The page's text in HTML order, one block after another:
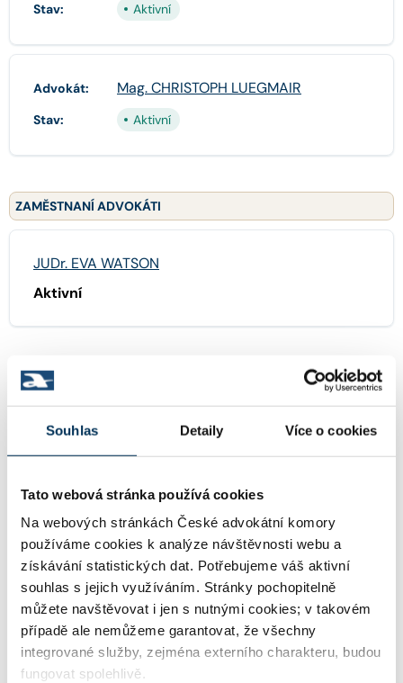
Souhlas Detaily Více o cookies
Tato webová stránka používá cookies
Na webových stránkách České advokátní komory
používáme cookies k analýze návštěvnosti webu a
získávání statistických dat. Potřebujeme váš aktivní
souhlas s jejich využíváním. Stránky pochopitelně
můžete navštěvovat i jen s nutnými cookies; v takovém
případě ale nemůžeme garantovat, že všechny
integrované služby, zejména externího charakteru, budou
fungovat spolehlivě.
Stav: Aktivní
Advokát: Mag. CHRISTOPH LUEGMAIR
Stav: Aktivní
ZAMĚSTNANÍ ADVOKÁTI
JUDr. EVA WATSON
Aktivní
TRVALE SPOLUPRACUJÍCÍ ADVOKÁTI
Společník: JUDr. MARTIN ČERNÝ
Společník: Mgr. JAN HUBÁLEK
Aktivní
Společník: Mgr. Ing. JAN LERCH